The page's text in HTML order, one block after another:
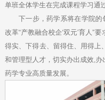
单班全体学生在完成课程学习通
下一步，药学系将在学院
改革“产教融合校企‘双元’育人”
得实、下得去、留得住、用得上
和管理型人才，切实办出成效,
药学专业高质量发展。